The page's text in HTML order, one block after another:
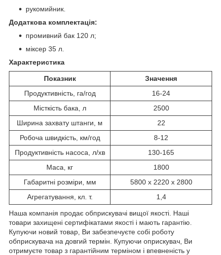
рукомийник.
Додаткова комплектація:
промивний бак 120 л;
міксер 35 л.
Характеристика
Показник
Значення
Продуктивність, га/год
16-24
Місткість бака, л
2500
Ширина захвату штанги, м
22
Робоча швидкість, км/год
8-12
Продуктивність насоса, л/хв
130-165
Маса, кг
1800
Габаритні розміри, мм
5800 х 2220 х 2800
Агрегатування, кл. т.
1,4
Наша компанія продає обприскувачі вищої якості. Наші
товари захищені сертифікатами якості і мають гарантію.
Купуючи новий товар, Ви забезпечуєте собі роботу
обприскувача на довгий термін. Купуючи оприскувач, Ви
отримуєте товар з гарантійним терміном і впевненість у